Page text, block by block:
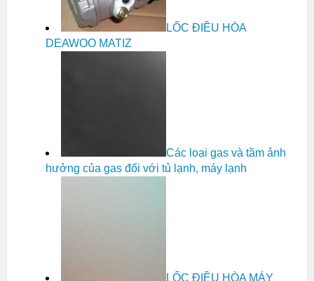
LỐC ĐIỀU HÒA
DEAWOO MATIZ
Các loại gas và tầm ảnh
hưởng của gas đối với tủ lạnh, máy lạnh
LỐC ĐIỀU HÒA MÁY